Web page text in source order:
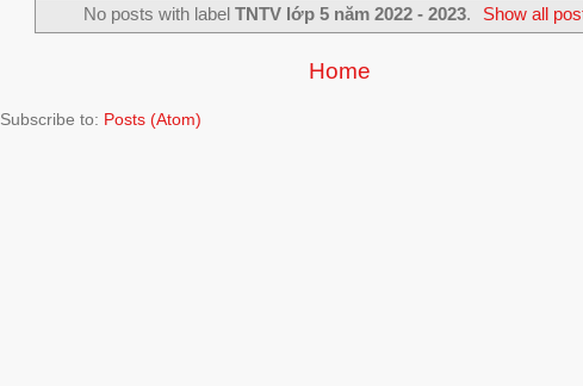
No posts with labelTNTV lớp 5 năm 2022 - 2023. Show all
Home
Subscribe to: Posts (Atom)